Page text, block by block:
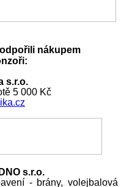
nákupem
s.r.o.
5 000 Kč
s.r.o.
- brány, volejbalová